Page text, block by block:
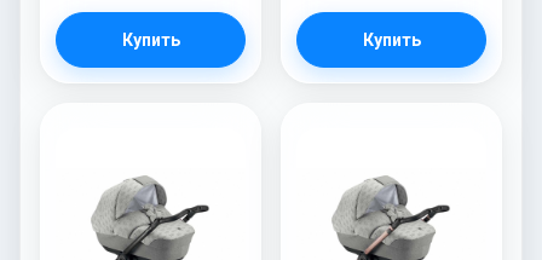
Купить Купить